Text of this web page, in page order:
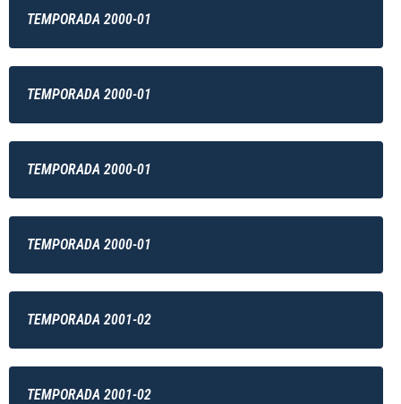
TEMPORADA 2000-01
TEMPORADA 2000-01
TEMPORADA 2000-01
TEMPORADA 2000-01
TEMPORADA 2001-02
TEMPORADA 2001-02